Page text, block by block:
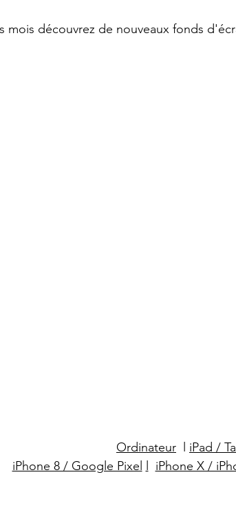
mois découvrez de nouveaux fonds
Ordinateur
iPad /
iPhone 8 / Google Pixel
iPhone X /